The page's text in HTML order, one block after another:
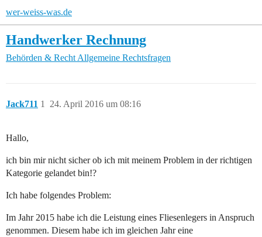
wer-weiss-was.de
Handwerker Rechnung
Behörden & Recht Allgemeine Rechtsfragen
Jack711 24. April 2016 um 08:16
1
Hallo,
ich bin mir nicht sicher ob ich mit meinem Problem in der richtigen
Kategorie gelandet bin!?
Ich habe folgendes Problem:
Im Jahr 2015 habe ich die Leistung eines Fliesenlegers in Anspruch
genommen. Diesem habe ich im gleichen Jahr eine